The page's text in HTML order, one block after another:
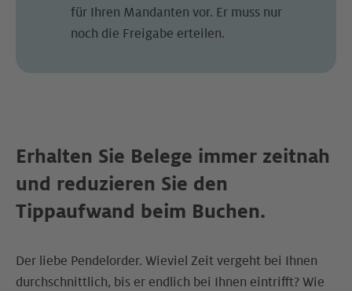
für Ihren Mandanten vor. Er muss nur
noch die Freigabe erteilen.
Erhalten Sie Belege immer zeitnah
und reduzieren Sie den
Tippaufwand beim Buchen.
Der liebe Pendelorder. Wieviel Zeit vergeht bei Ihnen
durchschnittlich, bis er endlich bei Ihnen eintrifft? Wie